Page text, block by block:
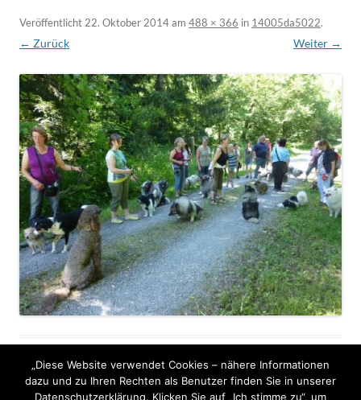
Veröffentlicht22. Oktober 2014am 488 × 366 in 14005da5022.
← Zurück Weiter →
„Diese Website verwendet Cookies – nähere Informationen
dazu und zu Ihren Rechten als Benutzer finden Sie in unserer
Datenschutzerklärung. Klicken Sie auf „Ich stimme zu“, um